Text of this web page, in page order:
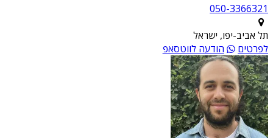
050-3366321
תל אביב-יפו, ישראל
לפרטים
הודעה לווטסאפ